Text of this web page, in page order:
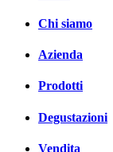
Chi siamo
Azienda
Prodotti
Degustazioni
Vendita